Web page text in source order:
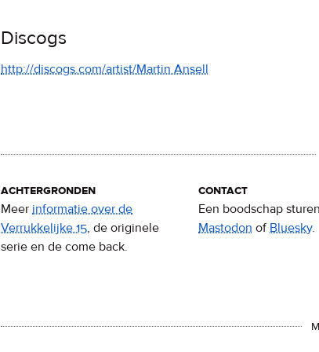
Discogs
http://discogs.com/artist/Martin Ansell
achtergronden
Meer informatie over de
Verrukkelijke 15, de originele
serie en de come back.
contact
Een boodschap
Mastodon ofBluesky.